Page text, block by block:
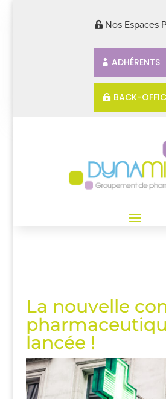
Nos Espaces
ADHÉRENTS
BACK-
La nouvelle
lancée !